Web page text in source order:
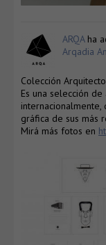
ARQAha
Arqadia
Colección
Es una selección
internacionalmente,
gráfica de sus más
Mirá más fotos en